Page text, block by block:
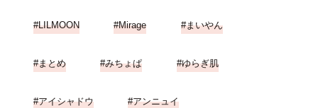
LILMOON Mirage まいやん
まとめ みちょぱ ゆらぎ肌
アイシャドウ アンニュイ